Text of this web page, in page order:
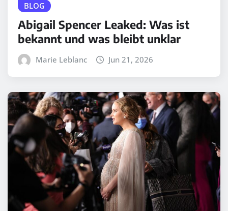
BLOG
Abigail Spencer Leaked: Was ist
bekannt und was bleibt unklar
Marie Leblanc Jun 21, 2026